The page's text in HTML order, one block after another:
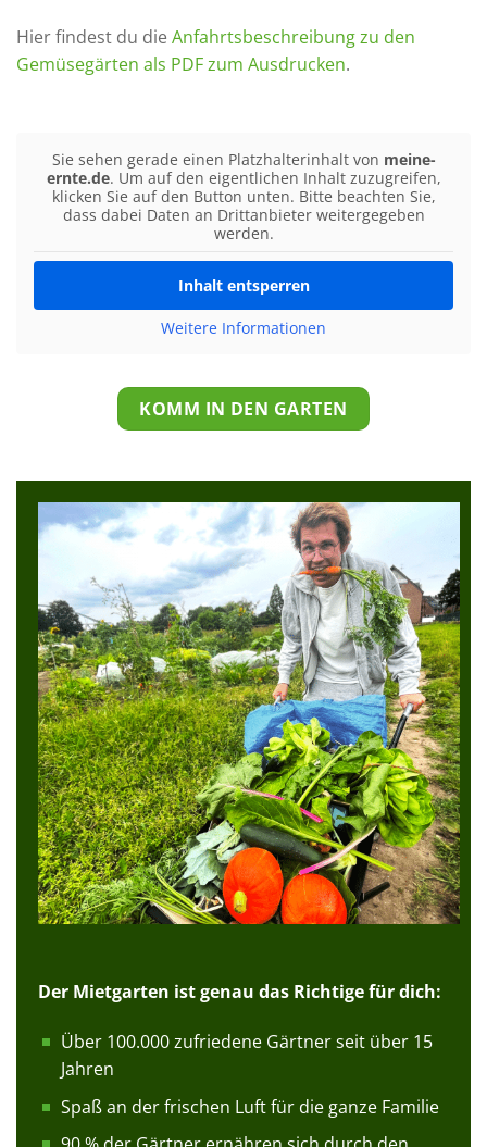
Hier findest du die Anfahrtsbeschreibung zu den
Gemüsegärten als PDF zum Ausdrucken.
Sie sehen gerade einen Platzhalterinhalt von meine-
ernte.de. Um auf den eigentlichen Inhalt zuzugreifen,
klicken Sie auf den Button unten. Bitte beachten Sie,
dass dabei Daten an Drittanbieter weitergegeben
werden.
Inhalt entsperren
Weitere Informationen
KOMM IN DEN GARTEN
Der Mietgarten ist genau das Richtige für dich:
Über 100.000 zufriedene Gärtner seit über 15
Jahren
Spaß an der frischen Luft für die ganze Familie